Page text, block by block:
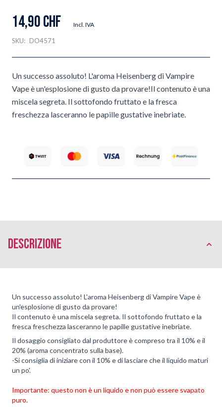
14,90 CHF Incl. IVA
SKU: DO4571
Un successo assoluto! L'aroma Heisenberg di Vampire
Vape è un'esplosione di gusto da provare!Il contenuto è una
miscela segreta. Il sottofondo fruttato e la fresca
freschezza lasceranno le papille gustative inebriate.
Descrizione
Un successo assoluto! L'aroma Heisenberg di Vampire Vape è
un'esplosione di gusto da provare!
Il contenuto è una miscela segreta. Il sottofondo fruttato e la
fresca freschezza lasceranno le papille gustative inebriate.
Il dosaggio consigliato dal produttore è compreso tra il 10% e il
20% (aroma concentrato sulla base).
-Si consiglia di iniziare con il 10% e di lasciare che il liquido maturi
un po'.
Importante: questo non è un liquido e non può essere svapato
puro.